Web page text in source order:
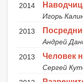
2014
Игорь
2013
Андрей
2013
Человек
Сергей